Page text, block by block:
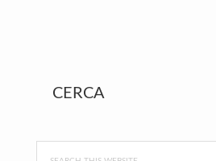
Primary
CERCA